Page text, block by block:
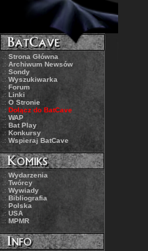
.: Strona Główna
.: Archiwum Newsów
.: Sondy
.:Wyszukiwarka
.: Forum
.: Linki
.: O Stronie
.: Dołącz do BatCave
.: WAP
.: Bat Play
.: Konkursy
.: Wspieraj BatCave
.: Wydarzenia
.: Twórcy
.: Wywiady
.:Bibliografia
.: Polska
.: USA
.: MPMR